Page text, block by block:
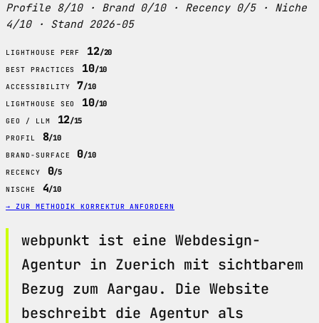
Profile 8/10 · Brand 0/10 · Recency 0/5 · Niche
4/10 · Stand 2026-05
LIGHTHOUSE PERF 12/20
BEST PRACTICES 10/10
ACCESSIBILITY 7/10
LIGHTHOUSE SEO 10/10
GEO / LLM 12/15
PROFIL 8/10
BRAND-SURFACE 0/10
RECENCY 0/5
NISCHE 4/10
→ ZUR METHODIK KORREKTUR ANFORDERN
webpunkt ist eine Webdesign-
Agentur in Zuerich mit sichtbarem
Bezug zum Aargau. Die Website
beschreibt die Agentur als